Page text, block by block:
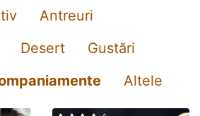
Antreuri
Desert
Gustări
Altele